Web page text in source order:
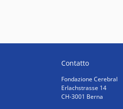
Contatto
Fondazione Cerebral
Erlachstrasse 14
CH-3001 Berna